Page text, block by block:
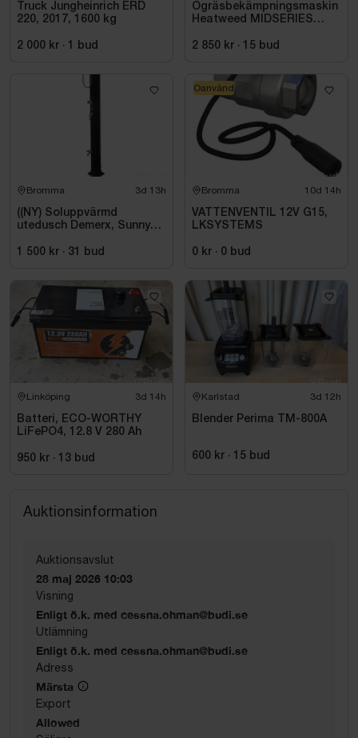
Truck Jungheinrich ERD
220, 2017, 1600 kg
2 000 kr · 1 bud
Ogräsbekämpningsmaskin
Heatweed MIDSERIES
2 850 kr · 15 bud
Bromma 3d 13h
((NY) Soluppvärmd
utedusch Demerx, Sunny
1 500 kr · 31 bud
Bromma 10d 14h
VATTENVENTIL 12V G15,
LKSYSTEMS
0 kr · 0 bud
Oanvänd
Linköping 3d 14h
Batteri, ECO-WORTHY
LiFePO4, 12.8 V 280 Ah
950 kr · 13 bud
Karlstad 3d 12h
Blender Perima TM-800A
600 kr · 15 bud
Auktionsinformation
Auktionsavslut
28 maj 2026 10:03
Visning
Enligt ö.k. med cessna.ohman@budi.se
Utlämning
Enligt ö.k. med cessna.ohman@budi.se
Adress
Märsta
Export
Allowed